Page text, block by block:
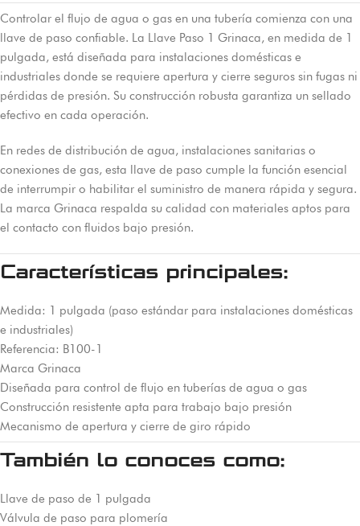
Controlar el flujo de agua o gas en una tubería comienza con una
llave de paso confiable. La Llave Paso 1 Grinaca, en medida de 1
pulgada, está diseñada para instalaciones domésticas e
industriales donde se requiere apertura y cierre seguros sin fugas ni
pérdidas de presión. Su construcción robusta garantiza un sellado
efectivo en cada operación.
En redes de distribución de agua, instalaciones sanitarias o
conexiones de gas, esta llave de paso cumple la función esencial
de interrumpir o habilitar el suministro de manera rápida y segura.
La marca Grinaca respalda su calidad con materiales aptos para
el contacto con fluidos bajo presión.
Características principales:
Medida: 1 pulgada (paso estándar para instalaciones domésticas
e industriales)
Referencia: B100-1
Marca Grinaca
Diseñada para control de flujo en tuberías de agua o gas
Construcción resistente apta para trabajo bajo presión
Mecanismo de apertura y cierre de giro rápido
También lo conoces como:
Llave de paso de 1 pulgada
Válvula de paso para plomería